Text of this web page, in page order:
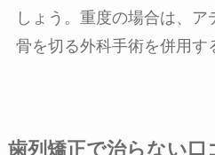
しょう。重度の場合は、
骨を切る外科手術を併用す
歯列矯正で治らない